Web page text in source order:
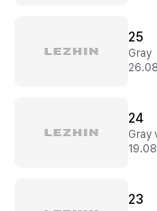
25
Gray
24
Gray
23